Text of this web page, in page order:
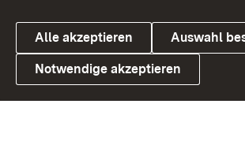
Link zum Landesportal
Alle akzeptieren Auswahl
Notwendige akzeptieren